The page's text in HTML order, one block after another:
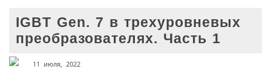
IGBT Gen. 7 в трехуровневых
преобразователях. Часть 1
11 июля, 2022